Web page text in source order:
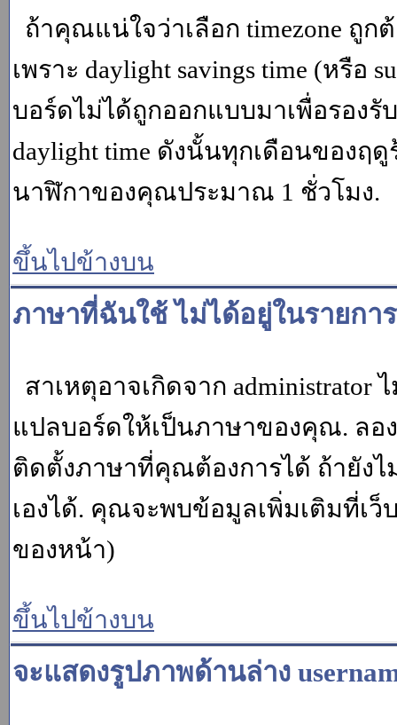
ถ้าคุณแน่ใจว่าเลือก timezone ถู
เพราะ daylight savings time (หรือ
บอร์ดไม่ได้ถูกออกแบบมาเพื่อรอง
daylight time ดังนั้นทุกเดือนของฤ
นาฬิกาของคุณประมาณ 1 ชั่วโมง.
ขึ้นไปข้างบน
ภาษาที่ฉันใช้ ไม่ได้อยู่ในรายกา
สาเหตุอาจเกิดจาก
แปลบอร์ดให้เป็นภาษาของคุณ. ลอง
ติดตั้งภาษาที่คุณต้องการได้ ถ้ายัง
เองได้. คุณจะพบข้อมูลเพิ่มเติมที่เว็
ของหน้า)
ขึ้นไปข้างบน
จะแสดงรูปภาพด้านล่าง